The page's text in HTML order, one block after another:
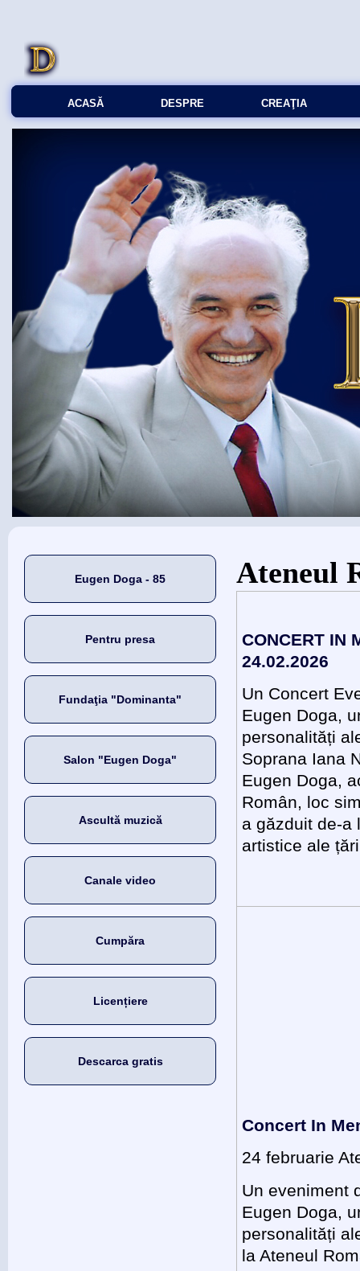
ACASĂ DESPRE CREAŢIA
Eugen Doga - 85
Pentru presa
Fundaţia "Dominanta"
Salon "Eugen Doga"
Ascultă muzică
Canale video
Cumpăra
Licențiere
Descarca gratis
Eşti aici
Ateneul
CONCERT IN
24.02.2026
Un Concert
Eugen Doga,
personalități
Soprana Iana
Eugen Doga,
Român, loc
a găzduit de-a
artistice ale
Concert In
24 februarie
Un eveniment
Eugen Doga,
personalități
la Ateneul